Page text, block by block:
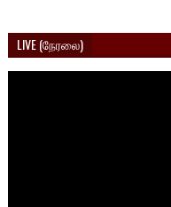
LIVE (நேரலை)